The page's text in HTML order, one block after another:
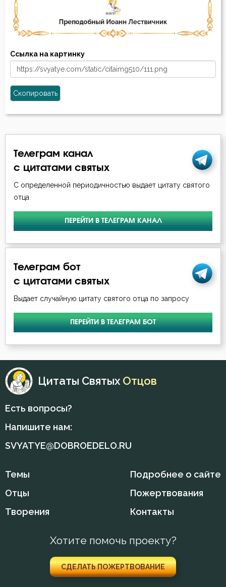
Ссылка на картинку
Скопировать
Телеграм канал
с цитатами святых
С определенной периодичностью выдает цитату святого
отца
ПЕРЕЙТИ В ТЕЛЕГРАМ КАНАЛ
Телеграм бот
с цитатами святых
Выдает случайную цитату святого отца по запросу
ПЕРЕЙТИ В ТЕЛЕГРАМ БОТ
Цитаты Святых Отцов
Есть вопросы?
Напишите нам:
SVYATYE@DOBROEDELO.RU
Темы
Отцы
Творения
Подробнее о сайте
Пожертвования
Контакты
Хотите помочь проекту?
СДЕЛАТЬ ПОЖЕРТВОВАНИЕ